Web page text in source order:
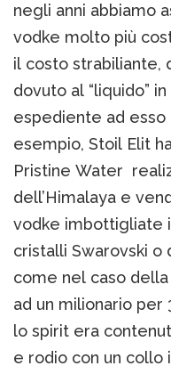
negli anni abbiamo
vodke molto più
il costo strabiliante,
dovuto al “liquido”
espediente ad esso
esempio, Stoil Elit
Pristine Water
dell’Himalaya e
vodke imbottigliate
cristalli Swarovski
come nel caso
ad un milionario per
lo spirit era
e rodio con un collo